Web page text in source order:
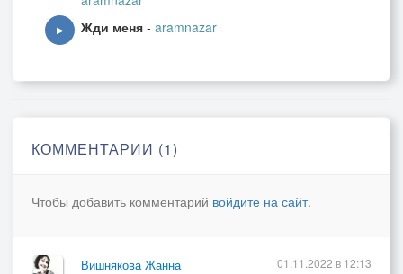
▶ Жди меня - aramnazar
КОММЕНТАРИИ (1)
Чтобы добавить комментарий войдите на сайт.
Вишнякова Жанна
01.11.2022 в 12:13